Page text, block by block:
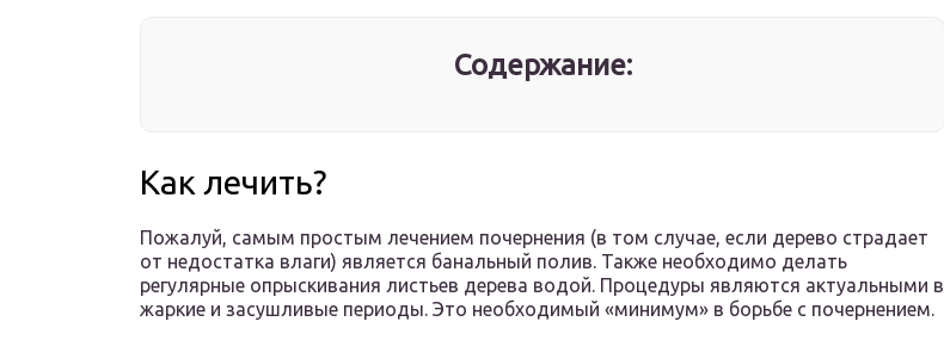
Содержание:
Как лечить?
Пожалуй, самым простым лечением почернения (в том случае, если дерево страдает
от недостатка влаги) является банальный полив. Также необходимо делать
регулярные опрыскивания листьев дерева водой. Процедуры являются актуальными в
жаркие и засушливые периоды. Это необходимый «минимум» в борьбе с почернением.